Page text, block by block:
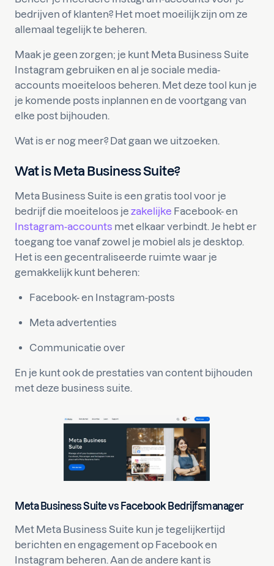
bedrijven of klanten? Het moet moeilijk zijn om ze
allemaal tegelijk te beheren.
Maak je geen zorgen; je kunt Meta Business Suite
Instagram gebruiken en al je sociale media-
accounts moeiteloos beheren. Met deze tool kun je
je komende posts inplannen en de voortgang van
elke post bijhouden.
Wat is er nog meer? Dat gaan we uitzoeken.
Wat is Meta Business Suite?
Meta Business Suite is een gratis tool voor je
bedrijf die moeiteloos je zakelijke Facebook- en
Instagram-accounts met elkaar verbindt. Je hebt er
toegang toe vanaf zowel je mobiel als je desktop.
Het is een gecentraliseerde ruimte waar je
gemakkelijk kunt beheren:
Facebook- en Instagram-posts
Meta advertenties
Communicatie over
En je kunt ook de prestaties van content bijhouden
met deze business suite.
Meta Business Suite vs Facebook Bedrijfsmanager
Met Meta Business Suite kun je tegelijkertijd
berichten en engagement op Facebook en
Instagram beheren. Aan de andere kant is